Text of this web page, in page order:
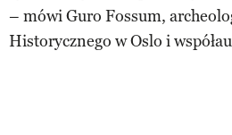
– mówi Guro Fossum,
Historycznego w Oslo i